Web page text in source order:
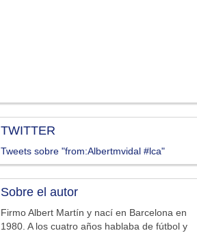
TWITTER
Tweets sobre "from:Albertmvidal #lca"
Sobre el autor
Firmo Albert Martín y nací en Barcelona en
1980. A los cuatro años hablaba de fútbol y